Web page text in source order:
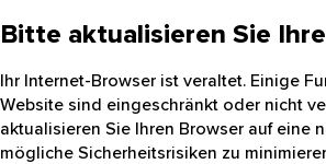
Bitte aktualisieren Sie
Ihr Internet-Browser ist veraltet. Einige
Website sind eingeschränkt oder nicht
aktualisieren Sie Ihren Browser auf eine
mögliche Sicherheitsrisiken zu